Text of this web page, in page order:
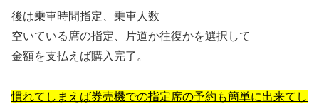
後は乗車時間指定、乗車人数
空いている席の指定、片道か往復かを選択して
金額を支払えば購入完了。
慣れてしまえば券売機での指定席の予約も簡単に出来てし